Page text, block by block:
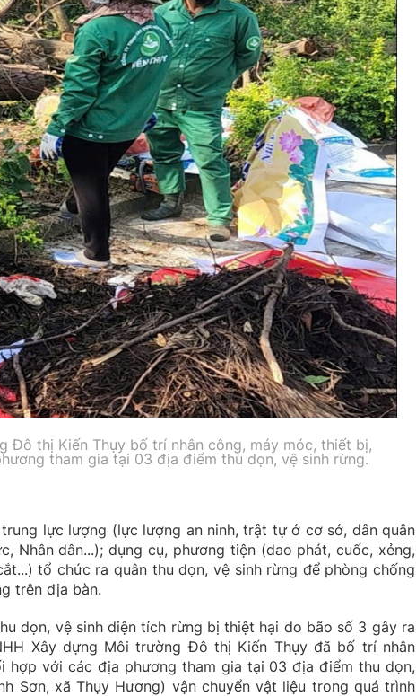
Đô thị Kiến Thụy bố trí nhân công, máy móc, thiết bị,
tham gia tại 03 địa điểm thu dọn, vệ sinh rừng.
lực lượng (lực lượng an ninh, trật tự ở cơ sở, dân quân
Nhân dân...); dụng cụ, phương tiện (dao phát, cuốc, xẻng,
tổ chức ra quân thu dọn, vệ sinh rừng để phòng chống
trên địa bàn.
dọn, vệ sinh diện tích rừng bị thiệt hại do bão số 3 gây ra
Xây dựng Môi trường Đô thị Kiến Thụy đã bố trí nhân
hợp với các địa phương tham gia tại 03 địa điểm thu dọn,
Sơn, xã Thụy Hương) vận chuyển vật liệu trong quá trình